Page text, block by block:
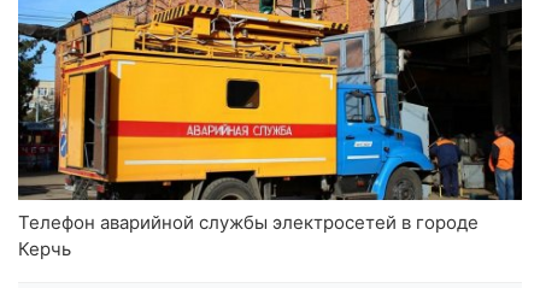
Телефон аварийной службы электросетей в городе
Керчь